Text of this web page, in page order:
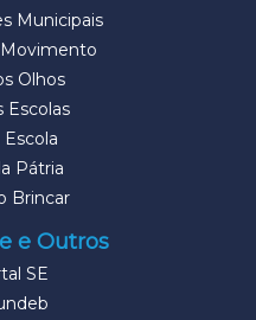
Municipais
Olhos
Escolas
Pátria
Brincar
e Outros
SE